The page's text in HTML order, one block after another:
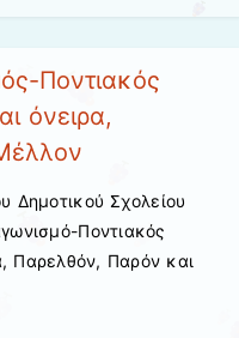
Ποντιακός
όνειρα,
Δημοτικού Σχολείου
Ποντιακός
Παρελθόν, Παρόν και